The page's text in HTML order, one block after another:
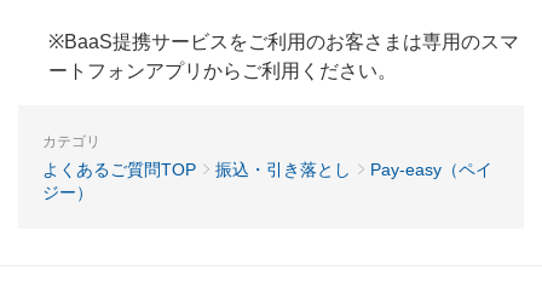
※BaaS提携サービスをご利用のお客さまは専用のスマ
ートフォンアプリからご利用ください。
カテゴリ
よくあるご質問TOP 振込・引き落とし
Pay-easy（ペイ
ジー）